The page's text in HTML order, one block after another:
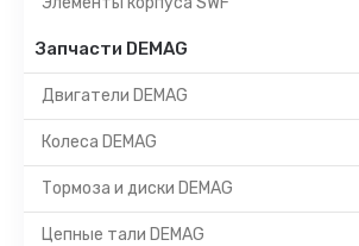
Запчасти DEMAG
Двигатели DEMAG
Колеса DEMAG
Тормоза и диски DEMAG
Цепные тали DEMAG